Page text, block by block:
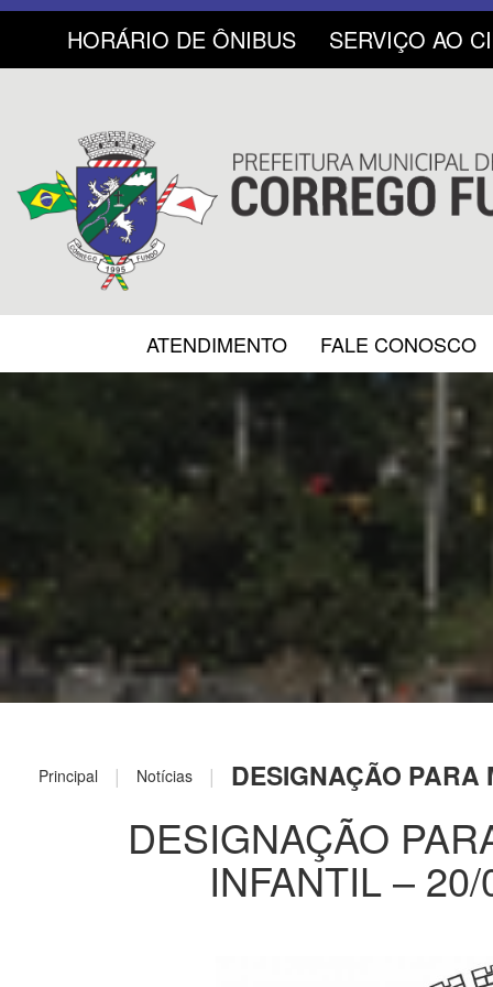
HORÁRIO DE ÔNIBUS SERVIÇO AO
ATENDIMENTO FALE CONOSCO
Principal | Notícias | DESIGNAÇÃO PARA
DESIGNAÇÃO
INFANTIL –